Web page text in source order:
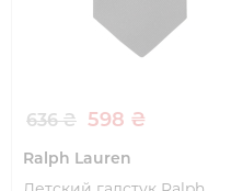
636 ₴ 598 ₴
Ralph Lauren